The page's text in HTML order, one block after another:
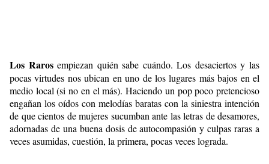
Los Rarosempiezan quién sabe cuándo. Los desaciertos y las
pocas virtudes nos ubican en uno de los lugares más bajos en el
medio local (si no en el más). Haciendo un pop poco pretencioso
engañan los oídos con melodías baratas con la siniestra intención
de que cientos de mujeres sucumban ante las letras de desamores,
adornadas de una buena dosis de autocompasión y culpas raras a
veces asumidas, cuestión, la primera, pocas veces lograda.